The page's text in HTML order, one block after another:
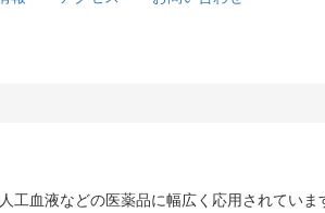
血液などの医薬品に幅広く応用されていま